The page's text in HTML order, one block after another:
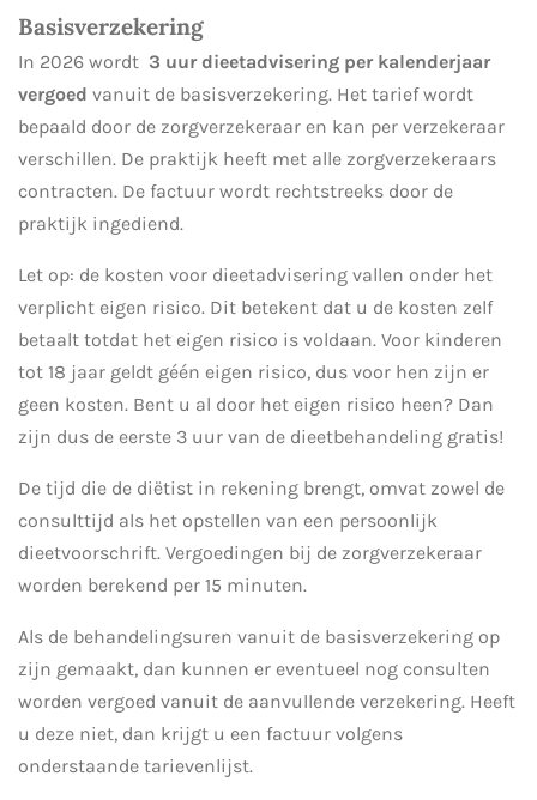
Basisverzekering
In 2026 wordt 3 uur dieetadvisering per kalenderjaar
vergoed vanuit de basisverzekering. Het tarief wordt
bepaald door de zorgverzekeraar en kan per verzekeraar
verschillen. De praktijk heeft met alle zorgverzekeraars
contracten. De factuur wordt rechtstreeks door de
praktijk ingediend.
Let op: de kosten voor dieetadvisering vallen onder het
verplicht eigen risico. Dit betekent dat u de kosten zelf
betaalt totdat het eigen risico is voldaan. Voor kinderen
tot 18 jaar geldt géén eigen risico, dus voor hen zijn er
geen kosten. Bent u al door het eigen risico heen? Dan
zijn dus de eerste 3 uur van de dieetbehandeling gratis!
De tijd die de diëtist in rekening brengt, omvat zowel de
consulttijd als het opstellen van een persoonlijk
dieetvoorschrift. Vergoedingen bij de zorgverzekeraar
worden berekend per 15 minuten.
Als de behandelingsuren vanuit de basisverzekering op
zijn gemaakt, dan kunnen er eventueel nog consulten
worden vergoed vanuit de aanvullende verzekering. Heeft
u deze niet, dan krijgt u een factuur volgens
onderstaande tarievenlijst.